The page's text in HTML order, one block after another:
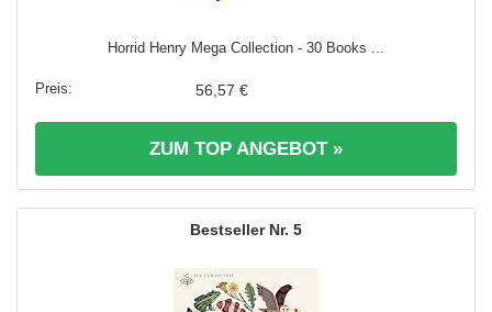
Horrid Henry Mega Collection - 30 Books ...
56,57 €
ZUM TOP ANGEBOT »
5